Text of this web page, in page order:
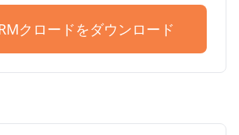
クロードをダウンロード